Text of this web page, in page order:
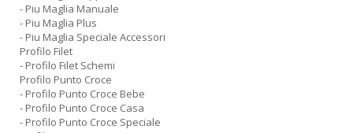
- Piu Maglia Manuale
- Piu Maglia Plus
- Piu Maglia Speciale Accessori
Profilo Filet
- Profilo Filet Schemi
Profilo Punto Croce
- Profilo Punto Croce Bebe
- Profilo Punto Croce Casa
- Profilo Punto Croce Speciale